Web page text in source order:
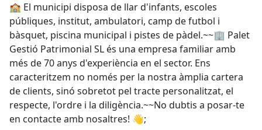
🏫 El municipi disposa de llar d'infants, escoles
públiques, institut, ambulatori, camp de futbol i
bàsquet, piscina municipal i pistes de pàdel.~~🏢 Palet
Gestió Patrimonial SL és una empresa familiar amb
més de 70 anys d'experiència en el sector. Ens
caracteritzem no només per la nostra àmplia cartera
de clients, sinó sobretot pel tracte personalitzat, el
respecte, l'ordre i la diligència.~~No dubtis a posar-te
en contacte amb nosaltres! 👋;